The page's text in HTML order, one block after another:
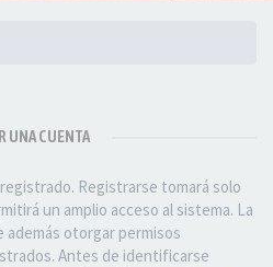
UNA CUENTA
Registrarse tomará solo
un amplio acceso al sistema. La
otorgar permisos
Antes de identificarse